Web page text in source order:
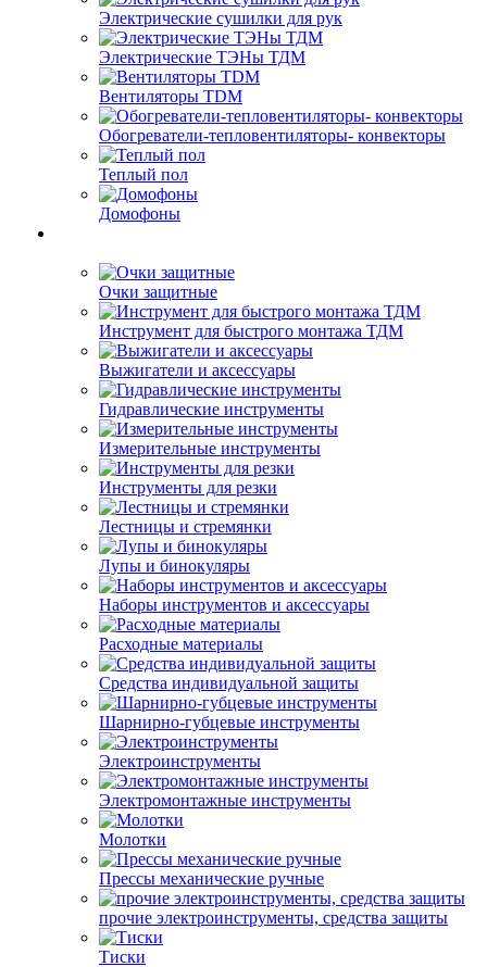
Электрические сушилки для рук
Электрические ТЭНы ТДМ
Вентиляторы TDM
Обогреватели-тепловентиляторы- конвекторы
Теплый пол
Домофоны
Очки защитные
Инструмент для быстрого монтажа ТДМ
Выжигатели и аксессуары
Гидравлические инструменты
Измерительные инструменты
Инструменты для резки
Лестницы и стремянки
Лупы и бинокуляры
Наборы инструментов и аксессуары
Расходные материалы
Средства индивидуальной защиты
Шарнирно-губцевые инструменты
Электроинструменты
Электромонтажные инструменты
Молотки
Прессы механические ручные
прочие электроинструменты, средства защиты
Тиски